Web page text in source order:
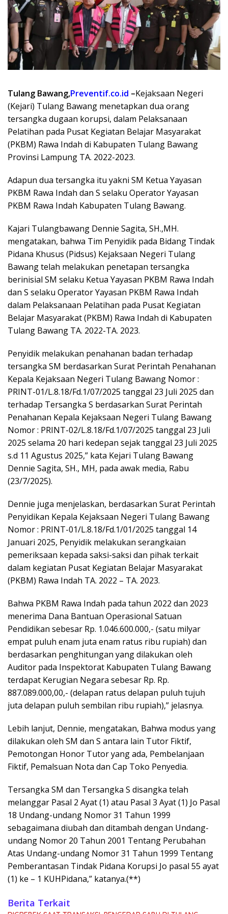
Tulang Bawang,Preventif.co.id –Kejaksaan Negeri
(Kejari) Tulang Bawang menetapkan dua orang
tersangka dugaan korupsi, dalam Pelaksanaan
Pelatihan pada Pusat Kegiatan Belajar Masyarakat
(PKBM) Rawa Indah di Kabupaten Tulang Bawang
Provinsi Lampung TA. 2022-2023.
Adapun dua tersangka itu yakni SM Ketua Yayasan
PKBM Rawa Indah dan S selaku Operator Yayasan
PKBM Rawa Indah Kabupaten Tulang Bawang.
Kajari Tulangbawang Dennie Sagita, SH.,MH.
mengatakan, bahwa Tim Penyidik pada Bidang Tindak
Pidana Khusus (Pidsus) Kejaksaan Negeri Tulang
Bawang telah melakukan penetapan tersangka
berinisial SM selaku Ketua Yayasan PKBM Rawa Indah
dan S selaku Operator Yayasan PKBM Rawa Indah
dalam Pelaksanaan Pelatihan pada Pusat Kegiatan
Belajar Masyarakat (PKBM) Rawa Indah di Kabupaten
Tulang Bawang TA. 2022-TA. 2023.
Penyidik melakukan penahanan badan terhadap
tersangka SM berdasarkan Surat Perintah Penahanan
Kepala Kejaksaan Negeri Tulang Bawang Nomor :
PRINT-01/L.8.18/Fd.1/07/2025 tanggal 23 Juli 2025 dan
terhadap Tersangka S berdasarkan Surat Perintah
Penahanan Kepala Kejaksaan Negeri Tulang Bawang
Nomor : PRINT-02/L.8.18/Fd.1/07/2025 tanggal 23 Juli
2025 selama 20 hari kedepan sejak tanggal 23 Juli 2025
s.d 11 Agustus 2025,” kata Kejari Tulang Bawang
Dennie Sagita, SH., MH, pada awak media, Rabu
(23/7/2025).
Dennie juga menjelaskan, berdasarkan Surat Perintah
Penyidikan Kepala Kejaksaan Negeri Tulang Bawang
Nomor : PRINT-01/L.8.18/Fd.1/01/2025 tanggal 14
Januari 2025, Penyidik melakukan serangkaian
pemeriksaan kepada saksi-saksi dan pihak terkait
dalam kegiatan Pusat Kegiatan Belajar Masyarakat
(PKBM) Rawa Indah TA. 2022 – TA. 2023.
Bahwa PKBM Rawa Indah pada tahun 2022 dan 2023
menerima Dana Bantuan Operasional Satuan
Pendidikan sebesar Rp. 1.046.600.000,- (satu milyar
empat puluh enam juta enam ratus ribu rupiah) dan
berdasarkan penghitungan yang dilakukan oleh
Auditor pada Inspektorat Kabupaten Tulang Bawang
terdapat Kerugian Negara sebesar Rp. Rp.
887.089.000,00,- (delapan ratus delapan puluh tujuh
juta delapan puluh sembilan ribu rupiah),” jelasnya.
Lebih lanjut, Dennie, mengatakan, Bahwa modus yang
dilakukan oleh SM dan S antara lain Tutor Fiktif,
Pemotongan Honor Tutor yang ada, Pembelanjaan
Fiktif, Pemalsuan Nota dan Cap Toko Penyedia.
Tersangka SM dan Tersangka S disangka telah
melanggar Pasal 2 Ayat (1) atau Pasal 3 Ayat (1) Jo Pasal
18 Undang-undang Nomor 31 Tahun 1999
sebagaimana diubah dan ditambah dengan Undang-
undang Nomor 20 Tahun 2001 Tentang Perubahan
Atas Undang-undang Nomor 31 Tahun 1999 Tentang
Pemberantasan Tindak Pidana Korupsi Jo pasal 55 ayat
(1) ke – 1 KUHPidana,” katanya.(**)
Berita Terkait